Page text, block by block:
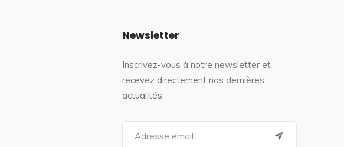
Newsletter
Inscrivez-vous à notre newsletter et
recevez directement nos dernières
actualités.